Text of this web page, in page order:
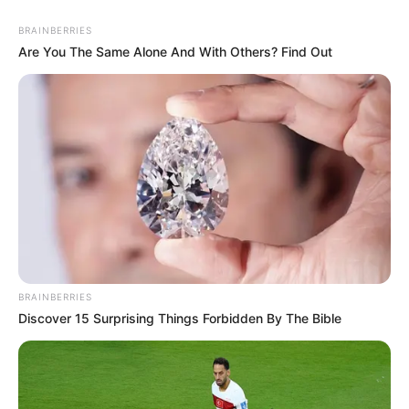
van-e az otthona?
A korábbi sajtóbeszámolók szerint Juhos Gábor
azt állítja, Lázár köre pénzügyi nyomással próbálja
kiszorítani őt a lakásából. Lázár János korábban
alantas támadásnak nevezte Ferencz Orsolya
videóját, és tagadta, hogy bárki meg akarná
szerezni Juhos lakását.
A két állítás között most ott áll a csaknem 12 milliós
fizetési felszólítás, amely Ferencz Orsolya szerint
május 29-én érkezett.
Ez a dokumentum politikailag robbanásveszélyes.
BRAINBERRIES
Are You The Same Alone And With Others? Find Out
BRAINBERRIES
Discover 15 Surprising Things Forbidden By The Bible